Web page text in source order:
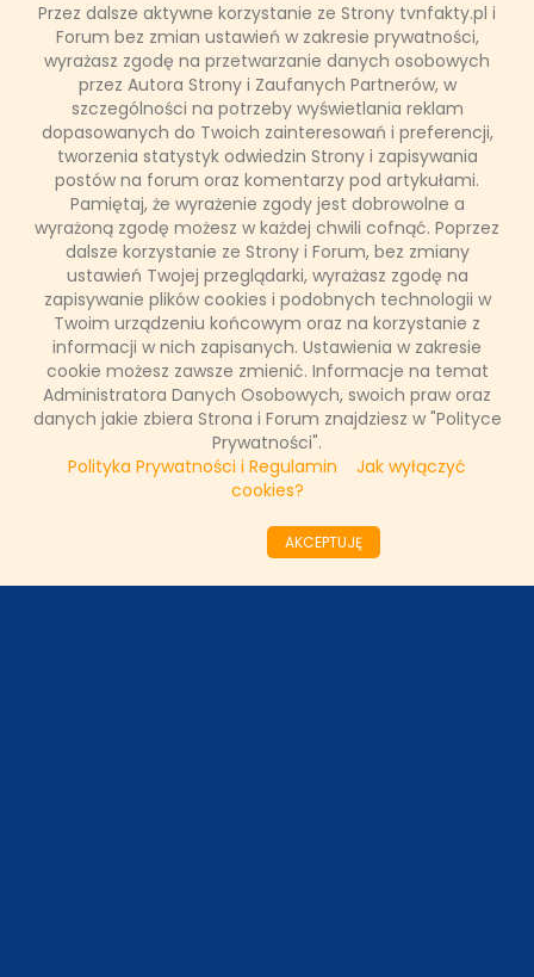
Przez dalsze aktywne korzystanie ze Strony tvnfakty.pl i
Forum bez zmian ustawień w zakresie prywatności,
wyrażasz zgodę na przetwarzanie danych osobowych
przez Autora Strony i Zaufanych Partnerów, w
szczególności na potrzeby wyświetlania reklam
dopasowanych do Twoich zainteresowań i preferencji,
tworzenia statystyk odwiedzin Strony i zapisywania
postów na forum oraz komentarzy pod artykułami.
Pamiętaj, że wyrażenie zgody jest dobrowolne a
wyrażoną zgodę możesz w każdej chwili cofnąć. Poprzez
dalsze korzystanie ze Strony i Forum, bez zmiany
ustawień Twojej przeglądarki, wyrażasz zgodę na
zapisywanie plików cookies i podobnych technologii w
Twoim urządzeniu końcowym oraz na korzystanie z
informacji w nich zapisanych. Ustawienia w zakresie
cookie możesz zawsze zmienić. Informacje na temat
Administratora Danych Osobowych, swoich praw oraz
danych jakie zbiera Strona i Forum znajdziesz w "Polityce
Prywatności".
Polityka Prywatności i Regulamin
Jak wyłączyć
cookies?
AKCEPTUJĘ
Sukces "The Traitors. Zdrajcy"
W środę, 28 lutego zadebiutowała na antenie TVN jedna z
wiosennych nowości stacji, program "The Traitors. Zdrajcy".
Format, w którym 24 graczy zostaje podzielonych na
zdrajców i lojalnych, zebrał znakomite recenzje widzów.
Chwalono go między innymi za trzymającą w napięciu akcję,
dobór uczestników, prowadzącej jak i malowniczą scenerię.
Łukasz Ropczyński
15 marca 2024, 14:32
(0 komentarzy)
CZYTAJ WIĘCEJ